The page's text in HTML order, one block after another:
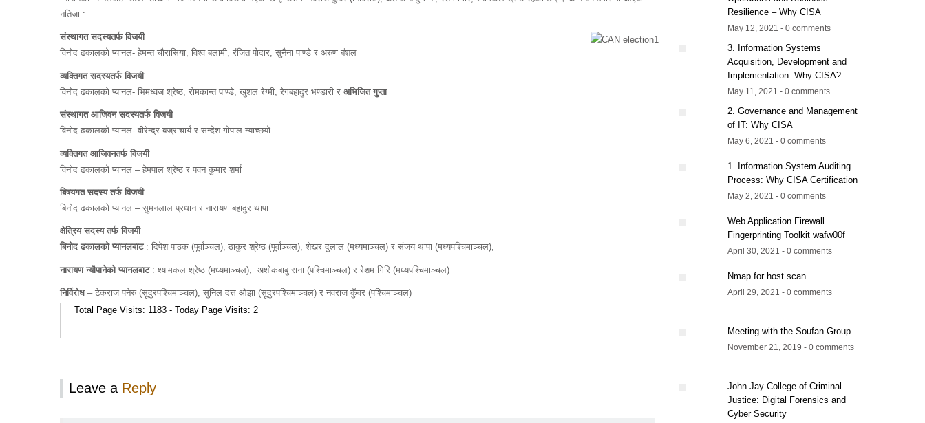
नतिजा :
संस्थागत सदस्यतर्फ विजयी
विनोद ढकालको प्यानल- हेमन्त चौरासिया, विश्व बलामी, रंजित पोदार, सुनैना पाण्डे र अरुण बंशल
व्यक्तिगत सदस्यतर्फ विजयी
विनोद ढकालको प्यानल- भिमध्वज श्रेष्ठ, रोमकान्त पाण्डे, खुशल रेग्मी, रेगबहादुर भण्डारी र अभिजित गुप्ता
संस्थागत आजिवन सदस्यतर्फ विजयी
विनोद ढकालको प्यानल- वीरेन्द्र बज्राचार्य र सन्देश गोपाल न्याच्छयो
व्यक्तिगत आजिवनतर्फ विजयी
विनोद ढकालको प्यानल – हेमपाल श्रेष्ठ र पवन कुमार शर्मा
बिषयगत सदस्य तर्फ विजयी
बिनोद ढकालको प्यानल – सुमनलाल प्रधान र नारायण बहादुर थापा
क्षेत्रिय सदस्य तर्फ विजयी
बिनोद ढकालको प्यानलबाट: दिपेश पाठक (पूर्वाञ्चल), ठाकुर श्रेष्ठ (पूर्वाञ्चल), शेखर दुलाल (मध्यमाञ्चल) र संजय थापा (मध्यपश्चिमाञ्चल),
नारायण न्यौपानेको प्यानलबाट: श्यामकल श्रेष्ठ (मध्यमाञ्चल), अशोकबाबु राना (पश्चिमाञ्चल) र रेशम गिरि (मध्यपश्चिमाञ्चल)
निर्विरोध– टेकराज पनेरु (सूदुरपश्चिमाञ्चल), सुनिल दत्त ओझा (सूदुरपश्चिमाञ्चल) र नवराज कुँवर (पश्चिमाञ्चल)
Total Page Visits: 1183 - Today Page Visits: 2
Leave a Reply
Resilience – Why CISA
May 12, 2021 - 0 comments
3. Information Systems
Acquisition, Development and
Implementation: Why CISA?
May 11, 2021 - 0 comments
2. Governance and Management
of IT: Why CISA
May 6, 2021 - 0 comments
1. Information System Auditing
Process: Why CISA Certification
May 2, 2021 - 0 comments
Web Application Firewall
Fingerprinting Toolkit wafw00f
April 30, 2021 - 0 comments
Nmap for host scan
April 29, 2021 - 0 comments
Meeting with the Soufan Group
November 21, 2019 - 0 comments
John Jay College of Criminal
Justice: Digital Forensics and
Cyber Security